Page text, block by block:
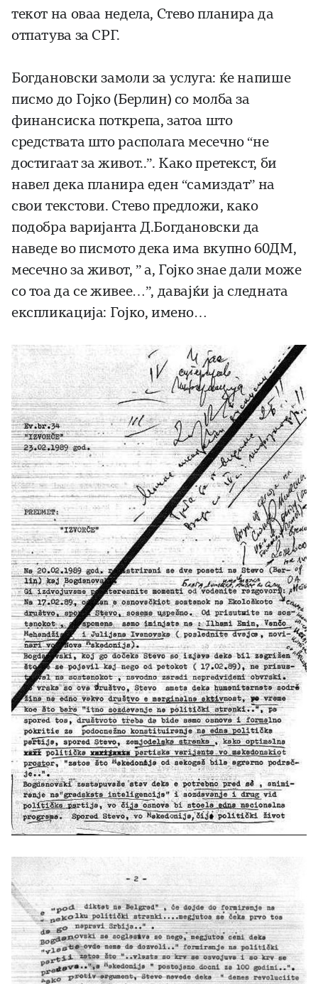
текот на оваа недела, Стево планира да
отпатува за СРГ.
Богдановски замоли за услуга: ќе напише
писмо до Гојко (Берлин) со молба за
финансиска поткрепа, затоа што
средствата што располага месечно “не
достигаат за живот..”. Како претекст, би
навел дека планира еден “самиздат” на
свои текстови. Стево предложи, како
подобра варијанта Д.Богдановски да
наведе во писмото дека има вкупно 60ДМ,
месечно за живот, ” а, Гојко знае дали може
со тоа да се живее…”, давајќи ја следната
експликација: Гојко, имено…